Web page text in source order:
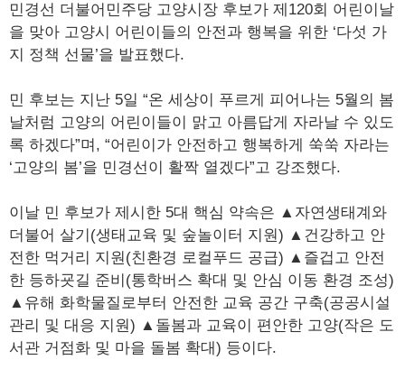
민경선 더불어민주당 고양시장 후보가 제120회 어린이날
을 맞아 고양시 어린이들의 안전과 행복을 위한 ‘다섯 가
지 정책 선물’을 발표했다.
민 후보는 지난 5일 “온 세상이 푸르게 피어나는 5월의 봄
날처럼 고양의 어린이들이 맑고 아름답게 자라날 수 있도
록 하겠다”며, “어린이가 안전하고 행복하게 쑥쑥 자라는
‘고양의 봄’을 민경선이 활짝 열겠다”고 강조했다.
이날 민 후보가 제시한 5대 핵심 약속은 ▲자연생태계와
더불어 살기(생태교육 및 숲놀이터 지원) ▲건강하고 안
전한 먹거리 지원(친환경 로컬푸드 공급) ▲즐겁고 안전
한 등하굣길 준비(통학버스 확대 및 안심 이동 환경 조성)
▲유해 화학물질로부터 안전한 교육 공간 구축(공공시설
관리 및 대응 지원) ▲돌봄과 교육이 편안한 고양(작은 도
서관 거점화 및 마을 돌봄 확대) 등이다.